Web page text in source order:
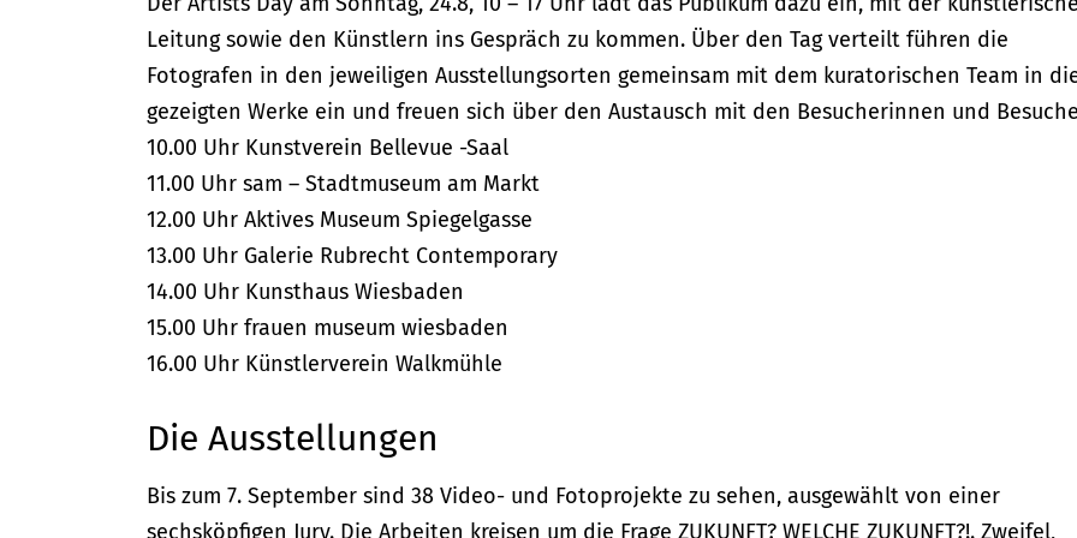
Leitung sowie den Künstlern ins Gespräch zu kommen. Über den Tag verteilt führen die
Fotografen in den jeweiligen Ausstellungsorten gemeinsam mit dem kuratorischen Team in
gezeigten Werke ein und freuen sich über den Austausch mit den Besucherinnen und
10.00 Uhr Kunstverein Bellevue -Saal
11.00 Uhr sam – Stadtmuseum am Markt
12.00 Uhr Aktives Museum Spiegelgasse
13.00 Uhr Galerie Rubrecht Contemporary
14.00 Uhr Kunsthaus Wiesbaden
15.00 Uhr frauen museum wiesbaden
16.00 Uhr Künstlerverein Walkmühle
Die Ausstellungen
Bis zum 7. September sind 38 Video- und Fotoprojekte zu sehen, ausgewählt von einer
sechsköpfigen Jury. Die Arbeiten kreisen um die Frage ZUKUNFT? WELCHE ZUKUNFT?!. Zweifel,